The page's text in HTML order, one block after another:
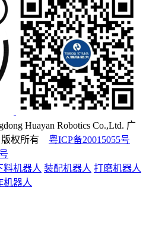
Huayan Robotics Co.,Ltd. 广
版权所有 粤ICP备20015055号
料机器人 装配机器人 打磨机器人
机器人